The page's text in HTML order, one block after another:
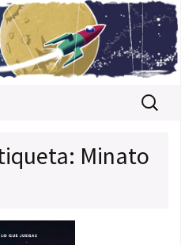
Buscar:
Minato